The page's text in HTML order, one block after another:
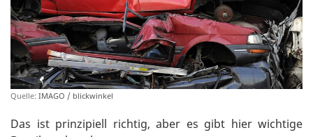
Quelle: IMAGO / blickwinkel
Das ist prinzipiell richtig, aber es gibt hier wichtige